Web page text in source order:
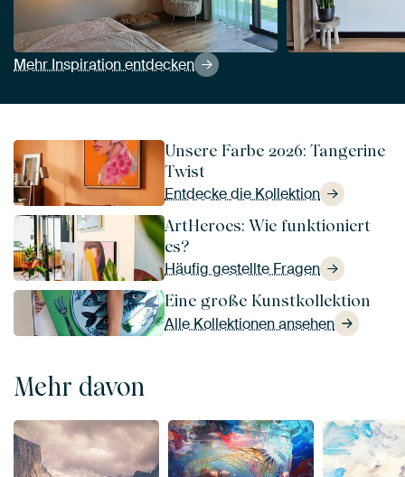
Mehr Inspiration entdecken
Unsere Farbe 2026: Tangerine
Twist
Entdecke die Kollektion
ArtHeroes: Wie funktioniert
es?
Häufig gestellte Fragen
Eine große Kunstkollektion
Alle Kollektionen ansehen
Mehr davon